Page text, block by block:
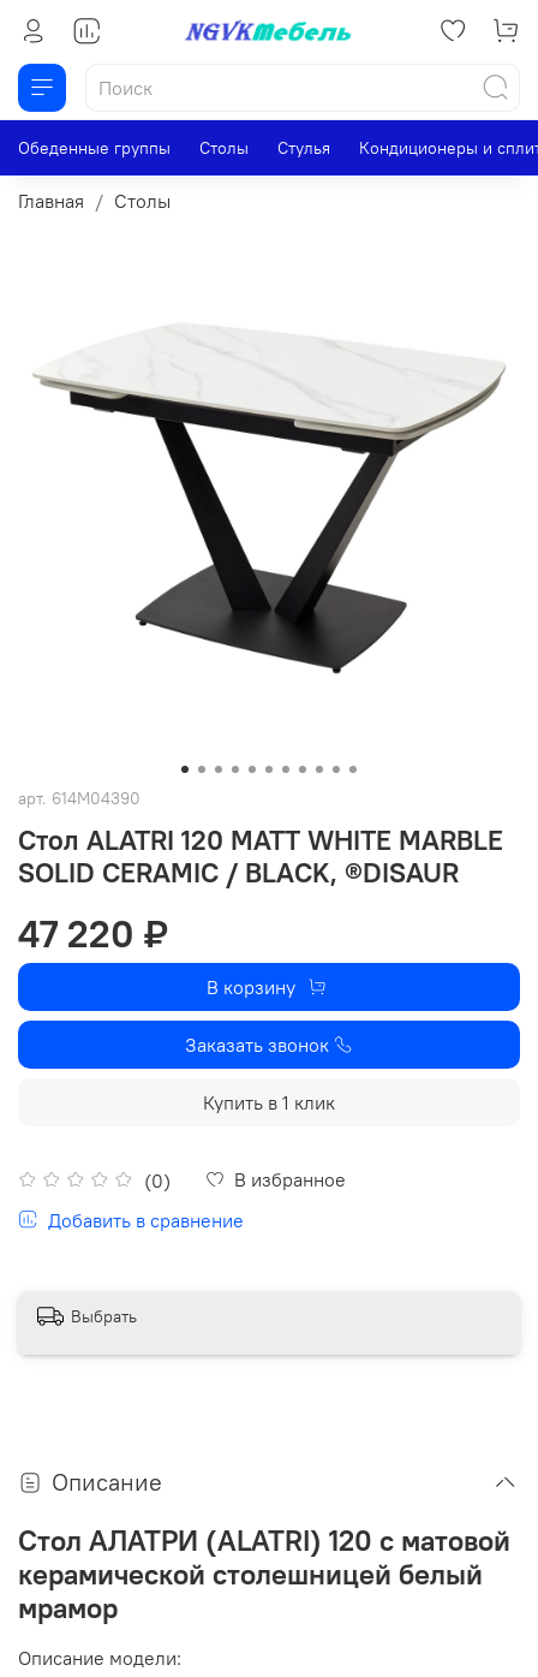
Обеденные группы Столы Стулья Кондиционеры и
Главная Столы
арт. 614M04390
Стол ALATRI 120 MATT WHITE MARBLE
SOLID CERAMIC / BLACK, ®DISAUR
(0)
В избранное
Добавить в сравнение
47 220 ₽
В корзину
Заказать звонок
Купить в 1 клик
Выбрать
Описание
Стол АЛАТРИ (ALATRI) 120 с матовой
керамической столешницей белый
мрамор
Описание модели: